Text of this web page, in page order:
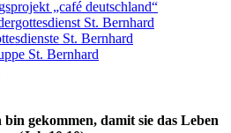
„café deutschland“
St. Bernhard
St. Bernhard
St. Bernhard
gekommen, damit sie das Leben